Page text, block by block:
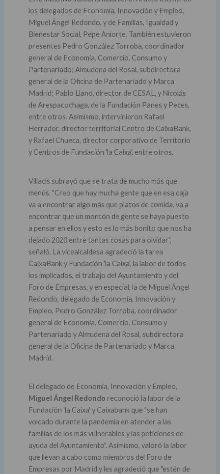
los delegados de Economía, Innovación y Empleo,
Miguel Ángel Redondo, y de Familias, Igualdad y
Bienestar Social, Pepe Aniorte. También estuvieron
presentes Pedro González Torroba, coordinador
general de Economía, Comercio, Consumo y
Partenariado; Almudena del Rosal, subdirectora
general de la Oficina de Partenariado y Marca
Madrid; Pablo Llano, director de CESAL, y Nicolás
de Arespacochaga, de la Fundación Panes y Peces,
entre otros. Asimismo, intervinieron Rafael
Herrador, director territorial Centro de CaixaBank,
y Rafael Chueca, director corporativo de Territorio
y Centros de Fundación 'la Caixa', entre otros.
Villacís subrayó que se trata de mucho más que
menús. "Creo que hay mucha gente que en esa caja
va a encontrar algo más que platos de comida, va a
encontrar que un montón de gente se haya puesto
a pensar en ellos y esto es lo más bonito que nos ha
dejado 2020 entre tantas cosas para olvidar",
señaló. La vicealcaldesa agradeció la tarea
CaixaBank y Fundación 'la Caixa', la labor de todos
los implicados, el trabajo del Ayuntamiento y del
Foro de Empresas, y en especial, la de Miguel Ángel
Redondo, delegado de Economía, Innovación y
Empleo, Pedro González Torroba, coordinador
general de Economía, Comercio, Consumo y
Partenariado y Almudena del Rosal, subdirectora
general de la Oficina de Partenariado y Marca
Madrid.
El delegado de Economía, Innovación y Empleo,
Miguel Ángel Redondo reconoció la labor de la
Fundación 'la Caixa' y Caixabank que "se han
volcado durante la pandemia en atender a las
familias de los más vulnerables y las peticiones de
ayuda del Ayuntamiento". Asimismo, valoró la labor
que llevan a cabo como miembros del Foro de
Empresas por Madrid y les agradeció que "estén de